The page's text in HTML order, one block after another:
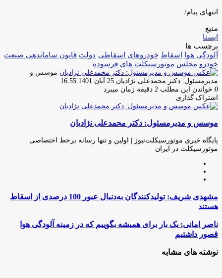
انتهای پیام/
منبع
ایسنا
برچسب ها
آلودگی هوا اسقاط خودروهای اسقاطی دولت قانون ساماندهی صنعت
خودرو مجلس موتورسیکلت های فرسوده
موسس و
مدیرمسئول: دکتر محمدعلی نژادیان ارسال
ایمیل
25 آبان 1401 16:55
0 خواندن این مطلب 2 دقیقه زمان میبرد
اشتراک گذاری
فیس
توئیتر
لینکدین
واتس
تلگرام
اشتراک
از
ایمیل
چاپ
موسس و مدیرمسئول: دکتر محمدعلی نژادیان
پایگاه خبری موتورسیکلت‌نیوز | اولین و تنها رسانه برخط اختصاصی
موتورسیکلت در ایران
مشهدی
شریف:
تولیدکنندگان
به‌دنبال
عبور
100
از
مشهدی شریف: تولیدکنندگان به‌دنبال عبور 100 درصدی از اسقاط
هستند
ناصر
امانی:
یک
بار
برای
ناصر امانی: یک بار برای همیشه بگوییم که در زمینه آلودگی هوا
قصور داشتیم
نوشته های مشابه